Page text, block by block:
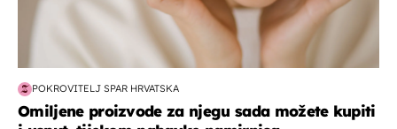
POKROVITELJ SPAR HRVATSKA
Omiljene proizvode za njegu sada možete kupiti